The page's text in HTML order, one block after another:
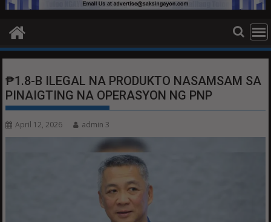
₱1.8-B ILEGAL NA PRODUKTO NASAMSAM SA
PINAIGTING NA OPERASYON NG PNP
April 12, 2026 admin 3